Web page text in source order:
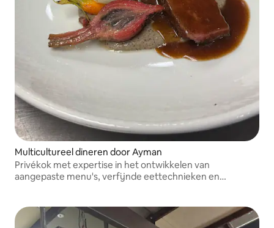
Multicultureel dineren door Ayman
Privékok met expertise in het ontwikkelen van
aangepaste menu's, verfijnde eettechnieken en